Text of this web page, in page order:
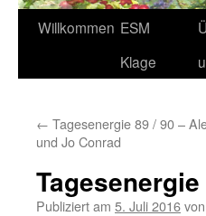
Springe
Willkommen ESM
Klage
← Tagesenergie 89 / 90 –
und Jo Conrad
Tagesenergie
Publiziert am 5. Juli 2016von